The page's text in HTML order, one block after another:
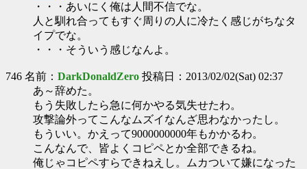
・・・あいにく俺は人間不信でな。
人と馴れ合ってもすぐ周りの人に冷たく感じがちなタ
イプでな。
・・・そういう感じなんよ。
746 名前： DarkDonaldZero 投稿日：2013/02/02(Sat) 02:37
あ～辞めた。
もう失敗したら急に何かやる気失せたわ。
攻撃論外ってこんなムズイなんざ思わなかったし。
もういい。かえって9000000000年もかかるわ。
こんなんで、皆よくコピペとか全部できるね。
俺じゃコピペすらできねえし。ムカついて嫌になった